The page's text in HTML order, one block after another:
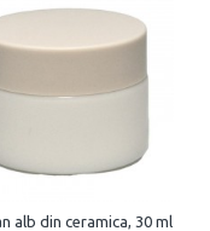
alb din ceramica, 30 ml